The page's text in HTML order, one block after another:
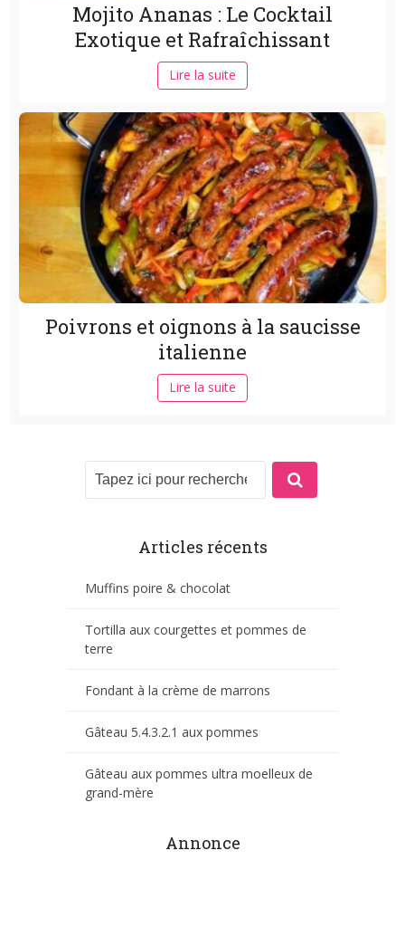
Mojito Ananas : Le Cocktail
Exotique et Rafraîchissant
Lire la suite
Poivrons et oignons à la saucisse
italienne
Lire la suite
Articles récents
Muffins poire & chocolat
Tortilla aux courgettes et pommes de
terre
Fondant à la crème de marrons
Gâteau 5.4.3.2.1 aux pommes
Gâteau aux pommes ultra moelleux de
grand-mère
Annonce